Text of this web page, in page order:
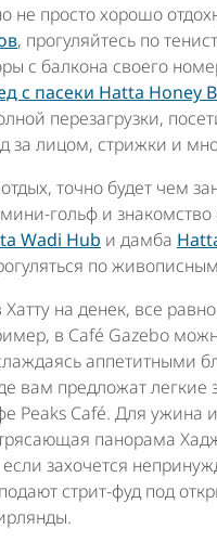
не просто хорошо
, прогуляйтесь по
с балкона своего
с пасеки Hatta Honey
перезагрузки,
за лицом, стрижки и
точно будет чем
гольф и
Wadi Hub и дамба
по
на денек, все
в Café Gazebo
аппетитными
вам предложат
Peaks Café. Для ужина
панорама
если захочется
стрит-фуд под